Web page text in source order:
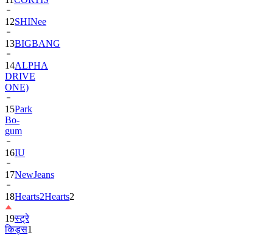
13BIGBANG
14ALPHA
DRIVE
ONE)
15Park
Bo-
gum
16IU
17NewJeans
18Hearts2Hearts
19स्ट्रे
किड्स
20ASTRO